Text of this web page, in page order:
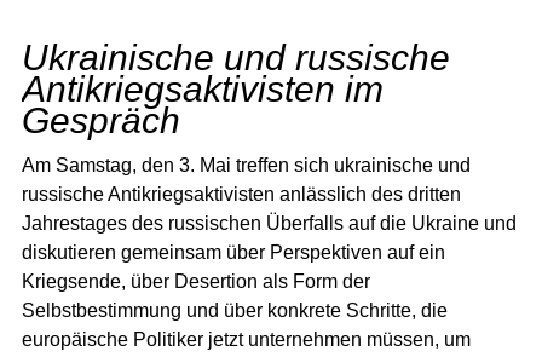
Ukrainische und russische
Antikriegsaktivisten im
Gespräch
Am Samstag, den 3. Mai treffen sich ukrainische und
russische Antikriegsaktivisten anlässlich des dritten
Jahrestages des russischen Überfalls auf die Ukraine und
diskutieren gemeinsam über Perspektiven auf ein
Kriegsende, über Desertion als Form der
Selbstbestimmung und über konkrete Schritte, die
europäische Politiker jetzt unternehmen müssen, um